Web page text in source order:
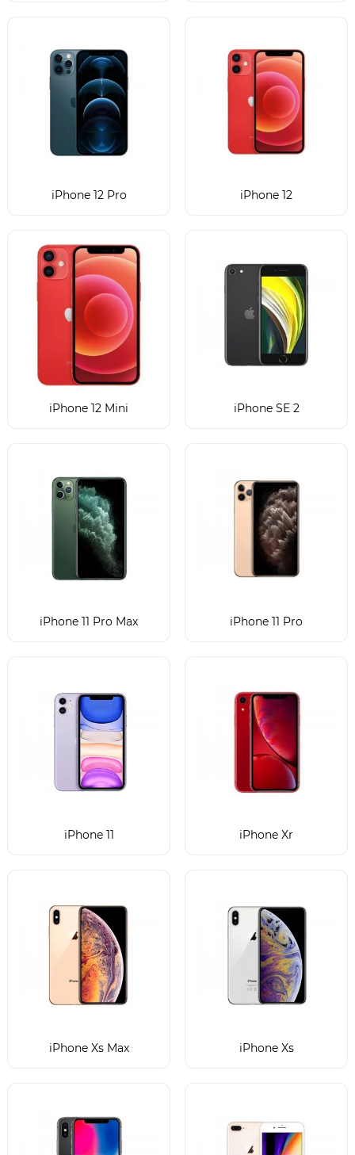
iPhone 12 Pro iPhone 12
iPhone 12 Mini iPhone SE 2
iPhone 11 Pro Max iPhone 11 Pro
iPhone 11 iPhone Xr
iPhone Xs Max iPhone Xs